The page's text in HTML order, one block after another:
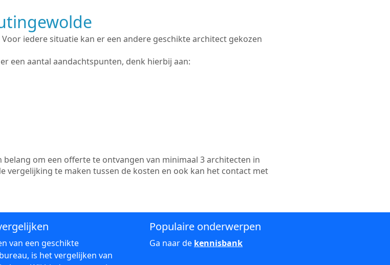
iedere situatie kan er een andere geschikte architect gekozen
een aantal aandachtspunten, denk hierbij aan:
om een offerte te ontvangen van minimaal 3 architecten in
vergelijking te maken tussen de kosten en ook kan het contact met
van een geschikte
is het vergelijken van
Populaire onderwerpen
Ga naar de kennisbank